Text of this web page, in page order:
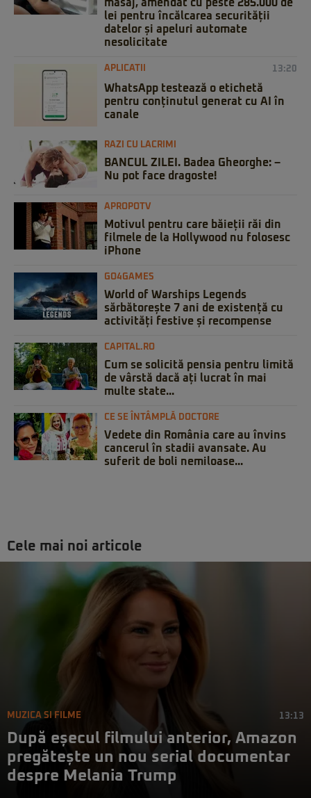
masaj, amendat cu peste 285.000 de
lei pentru încălcarea securității
datelor și apeluri automate
nesolicitate
APLICATII 13:20
WhatsApp testează o etichetă
pentru conținutul generat cu AI în
canale
RAZI CU LACRIMI
BANCUL ZILEI. Badea Gheorghe: –
Nu pot face dragoste!
APROPOTV
Motivul pentru care băieții răi din
filmele de la Hollywood nu folosesc
iPhone
GO4GAMES
World of Warships Legends
sărbătorește 7 ani de existență cu
activități festive și recompense
CAPITAL.RO
Cum se solicită pensia pentru limită
de vârstă dacă ați lucrat în mai
multe state...
CE SE ÎNTÂMPLĂ DOCTORE
Vedete din România care au învins
cancerul în stadii avansate. Au
suferit de boli nemiloase...
Cele mai noi articole
MUZICA SI FILME 13:13
După eșecul filmului anterior, Amazon
pregătește un nou serial documentar
despre Melania Trump